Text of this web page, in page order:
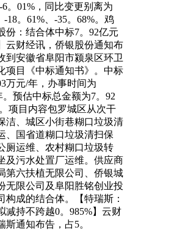
6。01%，同比变更别离为
-18。61%、-35。68%。鸡
份：结合体中标7。92亿元
云财经讯，侨银股份通知布
到安徽省阜阳市颍泉区环卫
项目《中标通知书》。中标
万元/年，办事时间为
。预估中标总金额为7。92
项目内容包罗城区从次干
洁、城区小街巷糊口垃圾清
、国省道糊口垃圾清扫保
厕运维、农村糊口垃圾转
及污水处置厂运维。供应商
第六扶植无限公司、侨银城
无限公司及阜阳胜铭创业投
构成的结合体。【特瑞斯：
减持不跨越0。985%】云财
斯通知布告，占5。